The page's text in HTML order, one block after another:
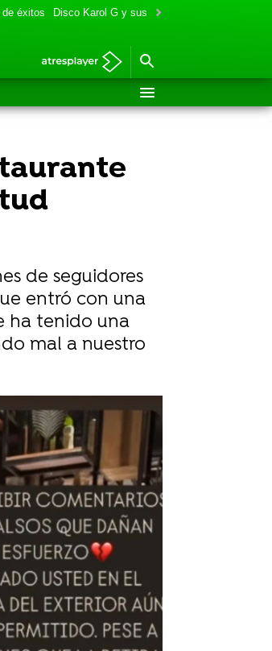
éxitos Disco Karol G y sus colaboraciones
de seguidores
entró con una
ha tenido una
mal a nuestro